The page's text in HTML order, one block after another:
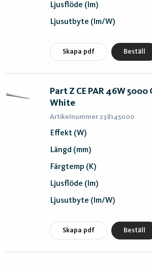
Ljusflöde (lm)
Ljusutbyte (lm/W)
Skapa pdf Beställ
Part Z CE PAR 46W
White
Artikelnummer 238145000
Effekt (W)
Längd (mm)
Färgtemp (K)
Ljusflöde (lm)
Ljusutbyte (lm/W)
Skapa pdf Beställ